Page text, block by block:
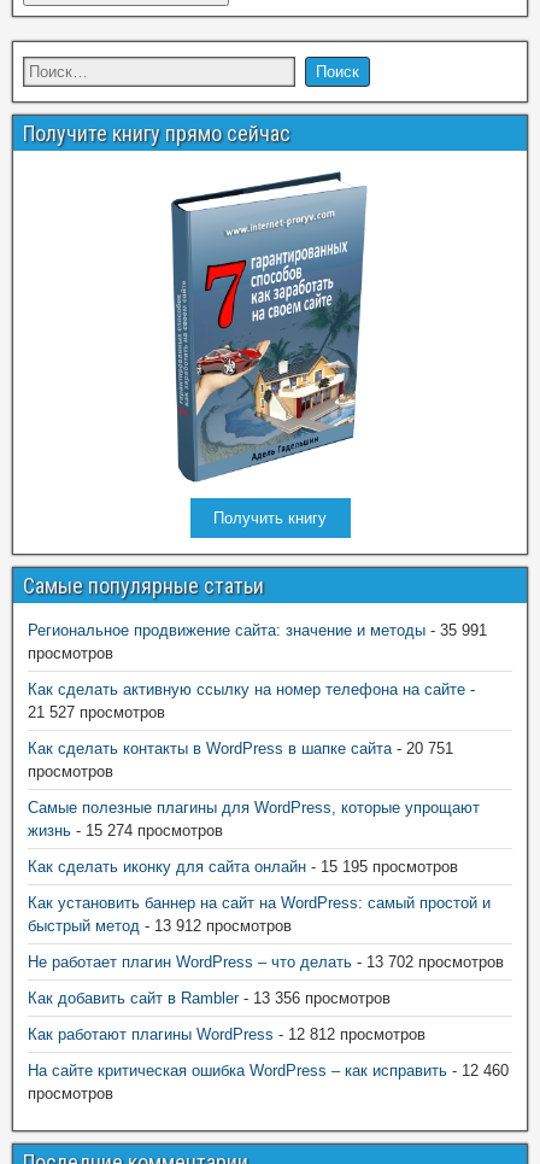
Получите книгу прямо сейчас
Получить книгу
Самые популярные статьи
Региональное продвижение сайта: значение и методы - 35 991
просмотров
Как сделать активную ссылку на номер телефона на сайте -
21 527 просмотров
Как сделать контакты в WordPress в шапке сайта- 20 751
просмотров
Самые полезные плагины для WordPress, которые упрощают
жизнь - 15 274 просмотров
Как сделать иконку для сайта онлайн - 15 195 просмотров
Как установить баннер на сайт на WordPress: самый простой и
быстрый метод - 13 912 просмотров
Не работает плагин WordPress – что делать - 13 702 просмотров
Как добавить сайт в Rambler- 13 356 просмотров
Как работают плагины WordPress - 12 812 просмотров
На сайте критическая ошибка WordPress – как исправить - 12 460
просмотров